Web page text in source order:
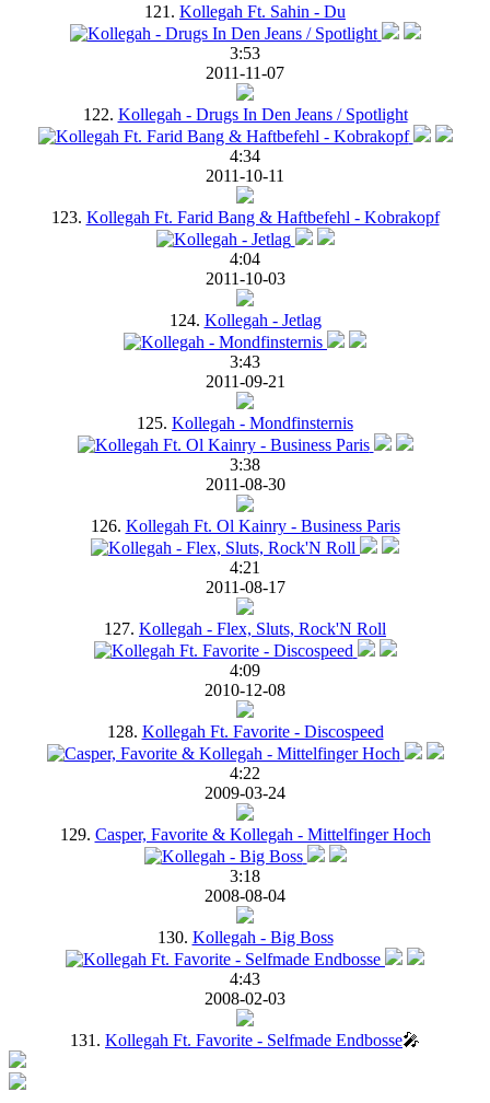
121. Kollegah Ft. Sahin - Du
3:53
2011-11-07
122. Kollegah - Drugs In Den Jeans / Spotlight
4:34
2011-10-11
123. Kollegah Ft. Farid Bang & Haftbefehl - Kobrakopf
4:04
2011-10-03
124. Kollegah - Jetlag
3:43
2011-09-21
125. Kollegah - Mondfinsternis
3:38
2011-08-30
126. Kollegah Ft. Ol Kainry - Business Paris
4:21
2011-08-17
127. Kollegah - Flex, Sluts, Rock'N Roll
4:09
2010-12-08
128. Kollegah Ft. Favorite - Discospeed
4:22
2009-03-24
129. Casper, Favorite & Kollegah - Mittelfinger Hoch
3:18
2008-08-04
130. Kollegah - Big Boss
4:43
2008-02-03
131. Kollegah Ft. Favorite - Selfmade Endbosse🎤